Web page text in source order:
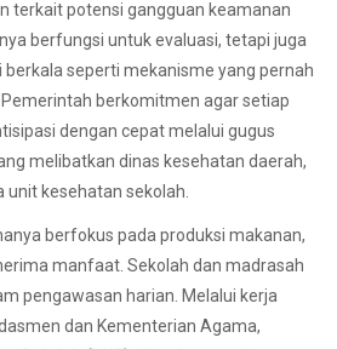
terkait potensi gangguan keamanan
berfungsi untuk evaluasi, tetapi juga
seperti mekanisme yang pernah
berkomitmen agar setiap
dengan cepat melalui gugus
melibatkan dinas kesehatan daerah,
kesehatan sekolah.
berfokus pada produksi makanan,
manfaat. Sekolah dan madrasah
pengawasan harian. Melalui kerja
dan Kementerian Agama,